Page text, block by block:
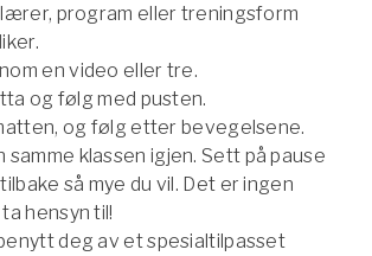
lærer, program eller treningsform
en video eller tre.
og følg med pusten.
og følg etter bevegelsene.
samme klassen igjen. Sett på pause
så mye du vil. Det er ingen
hensyn til!
deg av et spesialtilpasset